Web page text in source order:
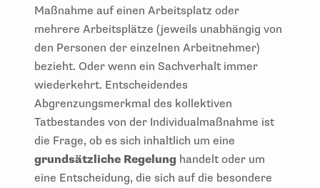
Maßnahme auf einen Arbeitsplatz oder
mehrere Arbeitsplätze (jeweils unabhängig von
den Personen der einzelnen Arbeitnehmer)
bezieht. Oder wenn ein Sachverhalt immer
wiederkehrt. Entscheidendes
Abgrenzungsmerkmal des kollektiven
Tatbestandes von der Individualmaßnahme ist
die Frage, ob es sich inhaltlich um eine
grundsätzliche Regelung handelt oder um
eine Entscheidung, die sich auf die besondere